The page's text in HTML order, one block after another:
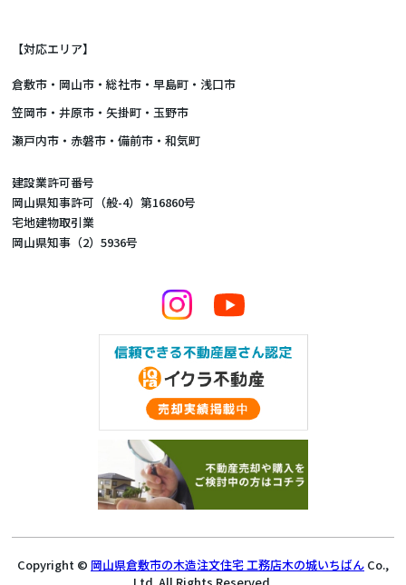
【対応エリア】
倉敷市 ・ 岡山市 ・総社市・早島町・浅口市
笠岡市・井原市・矢掛町・玉野市
瀬戸内市・赤磐市・備前市・和気町
建設業許可番号
岡山県知事許可（般-4）第16860号
宅地建物取引業
岡山県知事（2）5936号
Copyright © 岡山県倉敷市の木造注文住宅 工務店木の城いちばん Co.,